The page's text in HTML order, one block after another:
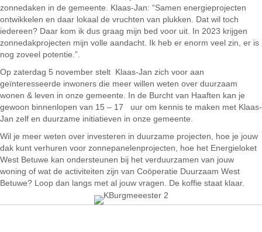
zonnedaken in de gemeente. Klaas-Jan: “Samen energieprojecten
ontwikkelen en daar lokaal de vruchten van plukken. Dat wil toch
iedereen? Daar kom ik dus graag mijn bed voor uit. In 2023 krijgen
zonnedakprojecten mijn volle aandacht. Ik heb er enorm veel zin, er is
nog zoveel potentie.”.
Op zaterdag 5 november stelt Klaas-Jan zich voor aan
geïnteresseerde inwoners die meer willen weten over duurzaam
wonen & leven in onze gemeente. In de Burcht van Haaften kan je
gewoon binnenlopen van 15 – 17 uur om kennis te maken met Klaas-
Jan zelf en duurzame initiatieven in onze gemeente.
Wil je meer weten over investeren in duurzame projecten, hoe je jouw
dak kunt verhuren voor zonnepanelenprojecten, hoe het Energieloket
West Betuwe kan ondersteunen bij het verduurzamen van jouw
woning of wat de activiteiten zijn van Coöperatie Duurzaam West
Betuwe? Loop dan langs met al jouw vragen. De koffie staat klaar.